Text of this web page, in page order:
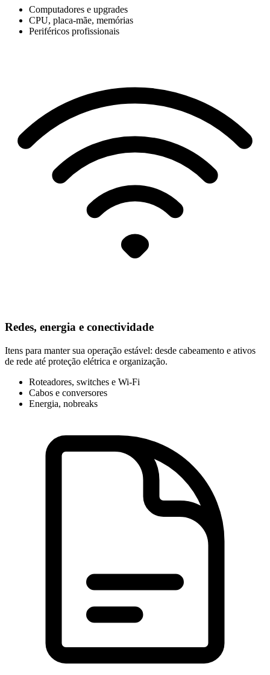
Computadores e upgrades
CPU, placa-mãe, memórias
Periféricos profissionais
Redes, energia e conectividade
Itens para manter sua operação estável: desde cabeamento e ativos
de rede até proteção elétrica e organização.
Roteadores, switches e Wi-Fi
Cabos e conversores
Energia, nobreaks